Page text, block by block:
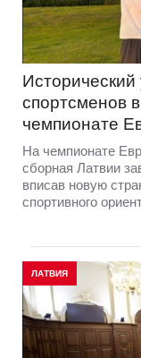
Исторический
спортсменов
чемпионате
На чемпионате
сборная Латвии
вписав новую
спортивного
ЛАТВИЯ